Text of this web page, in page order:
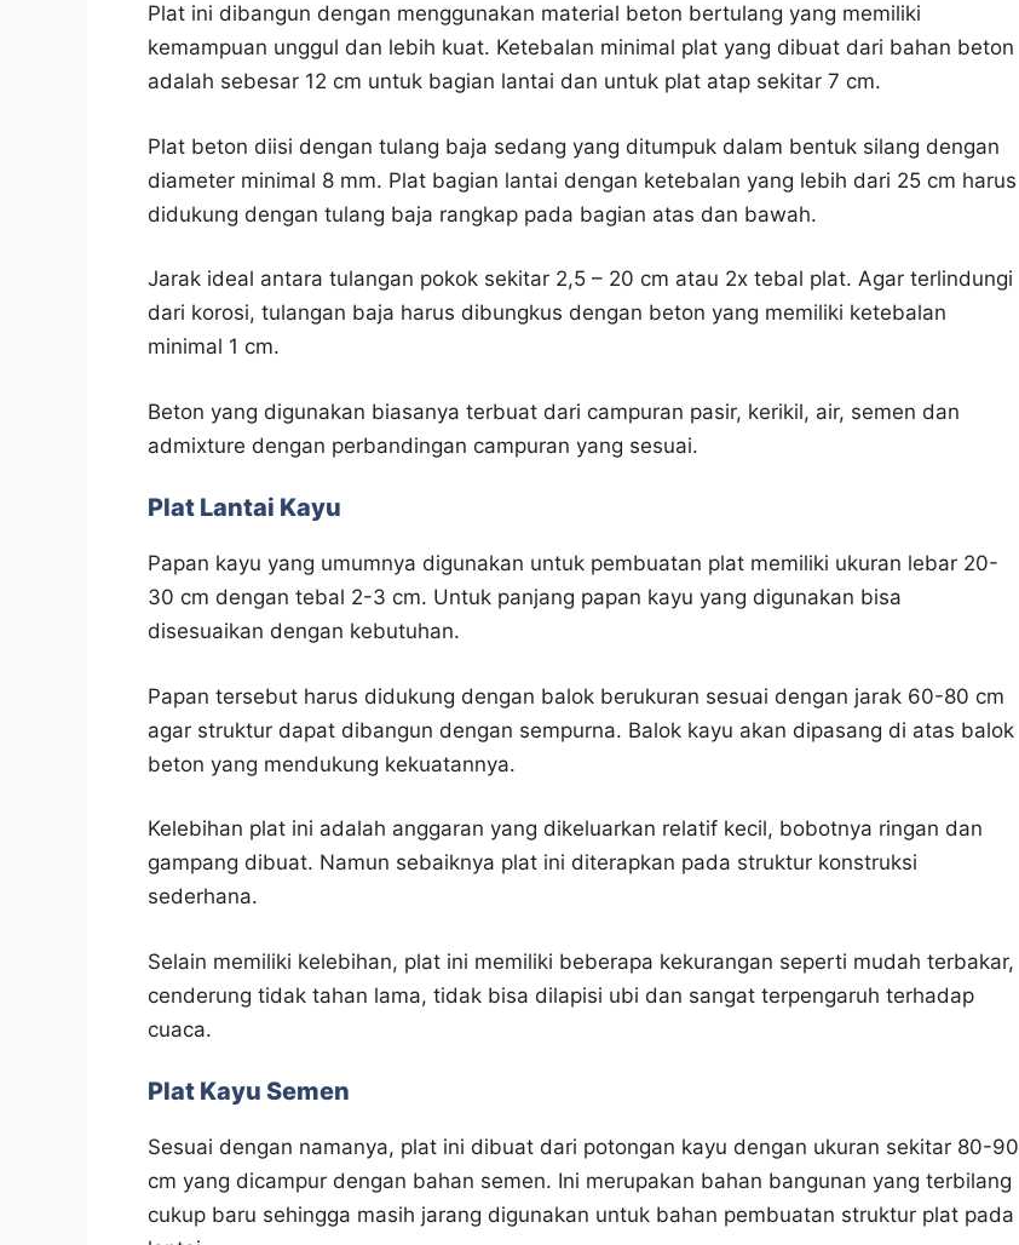
Plat ini dibangun dengan menggunakan material beton bertulang yang memiliki
kemampuan unggul dan lebih kuat. Ketebalan minimal plat yang dibuat dari bahan beton
adalah sebesar 12 cm untuk bagian lantai dan untuk plat atap sekitar 7 cm.
Plat beton diisi dengan tulang baja sedang yang ditumpuk dalam bentuk silang dengan
diameter minimal 8 mm. Plat bagian lantai dengan ketebalan yang lebih dari 25 cm harus
didukung dengan tulang baja rangkap pada bagian atas dan bawah.
Jarak ideal antara tulangan pokok sekitar 2,5 – 20 cm atau 2x tebal plat. Agar terlindungi
dari korosi, tulangan baja harus dibungkus dengan beton yang memiliki ketebalan
minimal 1 cm.
Beton yang digunakan biasanya terbuat dari campuran pasir, kerikil, air, semen dan
admixture dengan perbandingan campuran yang sesuai.
Plat Lantai Kayu
Papan kayu yang umumnya digunakan untuk pembuatan plat memiliki ukuran lebar 20-
30 cm dengan tebal 2-3 cm. Untuk panjang papan kayu yang digunakan bisa
disesuaikan dengan kebutuhan.
Papan tersebut harus didukung dengan balok berukuran sesuai dengan jarak 60-80 cm
agar struktur dapat dibangun dengan sempurna. Balok kayu akan dipasang di atas balok
beton yang mendukung kekuatannya.
Kelebihan plat ini adalah anggaran yang dikeluarkan relatif kecil, bobotnya ringan dan
gampang dibuat. Namun sebaiknya plat ini diterapkan pada struktur konstruksi
sederhana.
Selain memiliki kelebihan, plat ini memiliki beberapa kekurangan seperti mudah terbakar,
cenderung tidak tahan lama, tidak bisa dilapisi ubi dan sangat terpengaruh terhadap
cuaca.
Plat Kayu Semen
Sesuai dengan namanya, plat ini dibuat dari potongan kayu dengan ukuran sekitar 80-90
cm yang dicampur dengan bahan semen. Ini merupakan bahan bangunan yang terbilang
cukup baru sehingga masih jarang digunakan untuk bahan pembuatan struktur plat pada